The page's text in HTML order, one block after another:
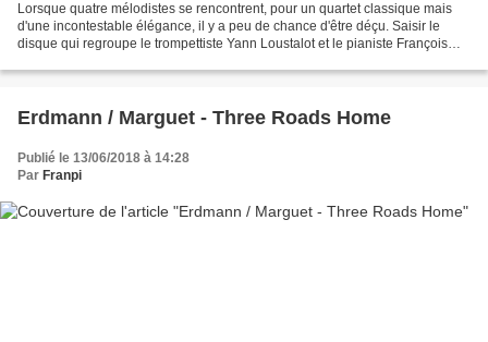
Lorsque quatre mélodistes se rencontrent, pour un quartet classique mais
d'une incontestable élégance, il y a peu de chance d'être déçu. Saisir le
disque qui regroupe le trompettiste Yann Loustalot et le pianiste François
Erdmann / Marguet - Three Roads Home
Publié le 13/06/2018 à 14:28
Par Franpi